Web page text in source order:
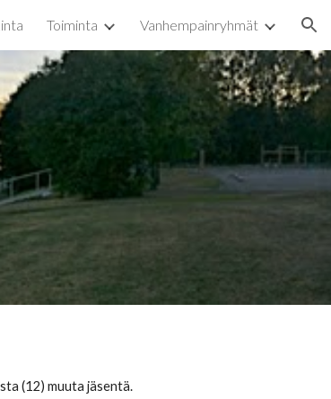
Toiminta Vanhempainryhmät
(12) muuta jäsentä.